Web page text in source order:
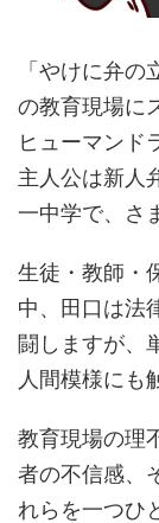
「やけに弁
の教育現場に
ヒューマンド
主人公は新人
一中学で、さ
生徒・教師・
中、田口は法
闘しますが、
人間模様にも
教育現場の理
者の不信感、
れらを一つひ